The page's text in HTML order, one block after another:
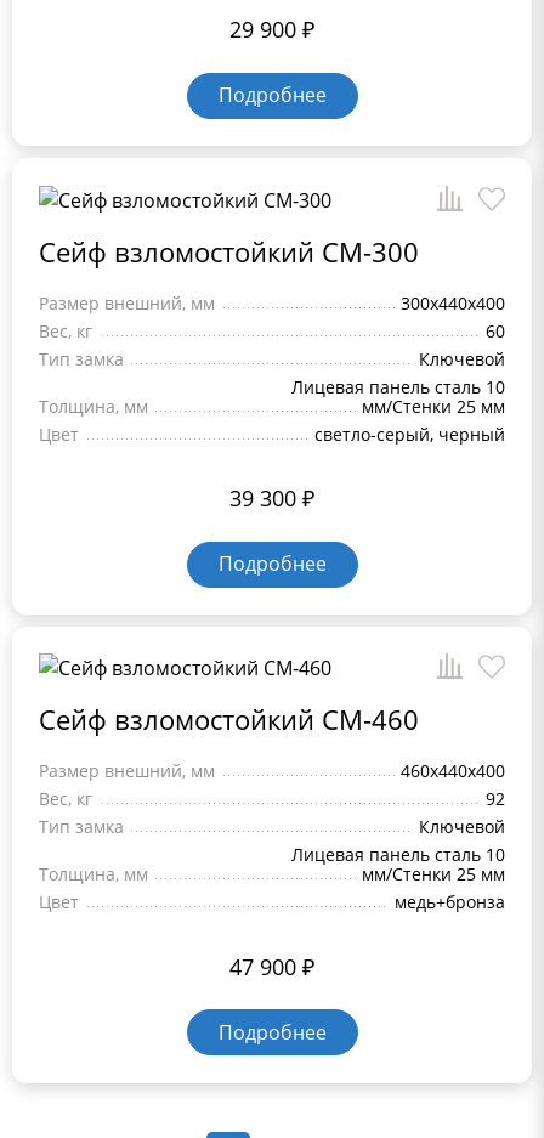
29 900 ₽
Подробнее
Сейф взломостойкий СМ-300
Размер внешний, мм
300x440x400
Вес, кг
60
Тип замка
Ключевой
Толщина, мм
Лицевая панель сталь 10
мм/Стенки 25 мм
Цвет
светло-серый, черный
39 300 ₽
Подробнее
Сейф взломостойкий СМ-460
Размер внешний, мм
460x440x400
Вес, кг
92
Тип замка
Ключевой
Толщина, мм
Лицевая панель сталь 10
мм/Стенки 25 мм
Цвет
медь+бронза
47 900 ₽
Подробнее